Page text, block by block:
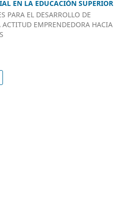
EN LA EDUCACIÓN SUPERIOR
PARA EL DESARROLLO DE
EMPRENDEDORA HACIA